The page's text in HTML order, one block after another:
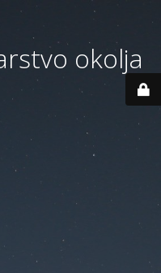
okolja